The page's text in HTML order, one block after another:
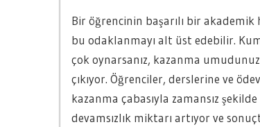
Bir öğrencinin başarılı bir
bu odaklanmayı alt üst edebilir.
çok oynarsanız, kazanma
çıkıyor. Öğrenciler, derslerine ve
kazanma çabasıyla zamansız
devamsızlık miktarı artıyor ve